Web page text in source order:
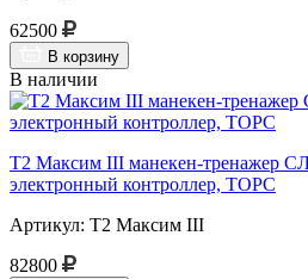
62500
В корзину
В наличии
Т2 Максим III манекен-тренажер
электронный контроллер, ТОРС
Артикул: Т2 Максим III
82800